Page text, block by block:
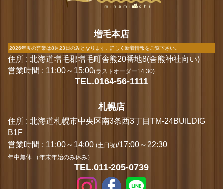
増毛本店
2026年度の営業は8月23日のみとなります。詳しく新着情報をご覧下さい。
住所 : 北海道増毛郡増毛町舎熊20番地8(舎熊神社向い)
営業時間 : 11:00～15:00(ラストオーダー14:30)
TEL.0164-56-1111
札幌店
住所 : 北海道札幌市中央区南3条西3丁目TM-24BUILDIG
B1F
営業時間 : 11:00～14:00 (土日祝)/17:00～22:30
年中無休 （年末年始のみ休み）
TEL.011-205-0739